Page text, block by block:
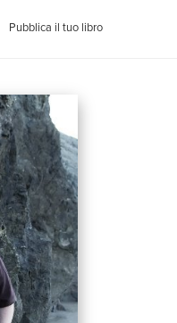
Pubblica il tuo libro